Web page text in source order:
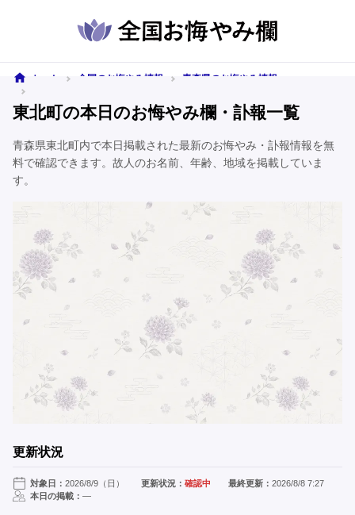
ホーム 全国のお悔やみ情報
青森県のお悔やみ情報
東北町の本日のお悔やみ欄・訃報一覧
青森県東北町内で本日掲載された最新のお悔やみ・訃報情報を無
料で確認できます。故人のお名前、年齢、地域を掲載していま
す。
更新状況
対象日： 2026/8/9（日） 更新状況：確認中 最終更新： 2026/8/8 7:27
本日の掲載： —